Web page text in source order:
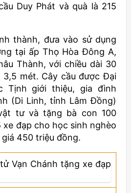
Duy Phát và quà là 215
thành, đưa vào sử dụng
tại ấp Thọ Hòa Đông A,
Thành, với chiều dài 30
3,5 mét. Cây cầu được Đại
Tịnh giới thiệu, gia đình
(Di Linh, tỉnh Lâm Đồng)
tư và tặng bà con 100
xe đạp cho học sinh nghèo
450 triệu đồng.